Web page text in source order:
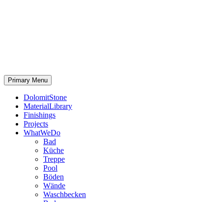
Primary Menu
DolomitStone
MaterialLibrary
Finishings
Projects
WhatWeDo
Bad
Küche
Treppe
Pool
Böden
Wände
Waschbecken